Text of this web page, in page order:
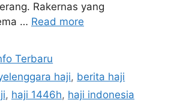
Rakernas yang
… Read more
Terbaru
haji, berita haji
, haji 1446h, haji indonesia